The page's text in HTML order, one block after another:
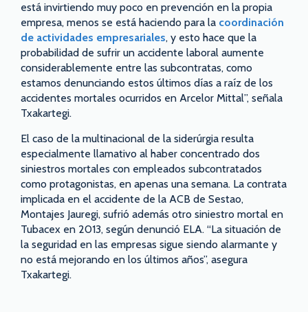
está invirtiendo muy poco en prevención en la propia
empresa, menos se está haciendo para la coordinación
de actividades empresariales, y esto hace que la
probabilidad de sufrir un accidente laboral aumente
considerablemente entre las subcontratas, como
estamos denunciando estos últimos días a raíz de los
accidentes mortales ocurridos en Arcelor Mittal”, señala
Txakartegi.
El caso de la multinacional de la siderúrgia resulta
especialmente llamativo al haber concentrado dos
siniestros mortales con empleados subcontratados
como protagonistas, en apenas una semana. La contrata
implicada en el accidente de la ACB de Sestao,
Montajes Jauregi, sufrió además otro siniestro mortal en
Tubacex en 2013, según denunció ELA. “La situación de
la seguridad en las empresas sigue siendo alarmante y
no está mejorando en los últimos años”, asegura
Txakartegi.